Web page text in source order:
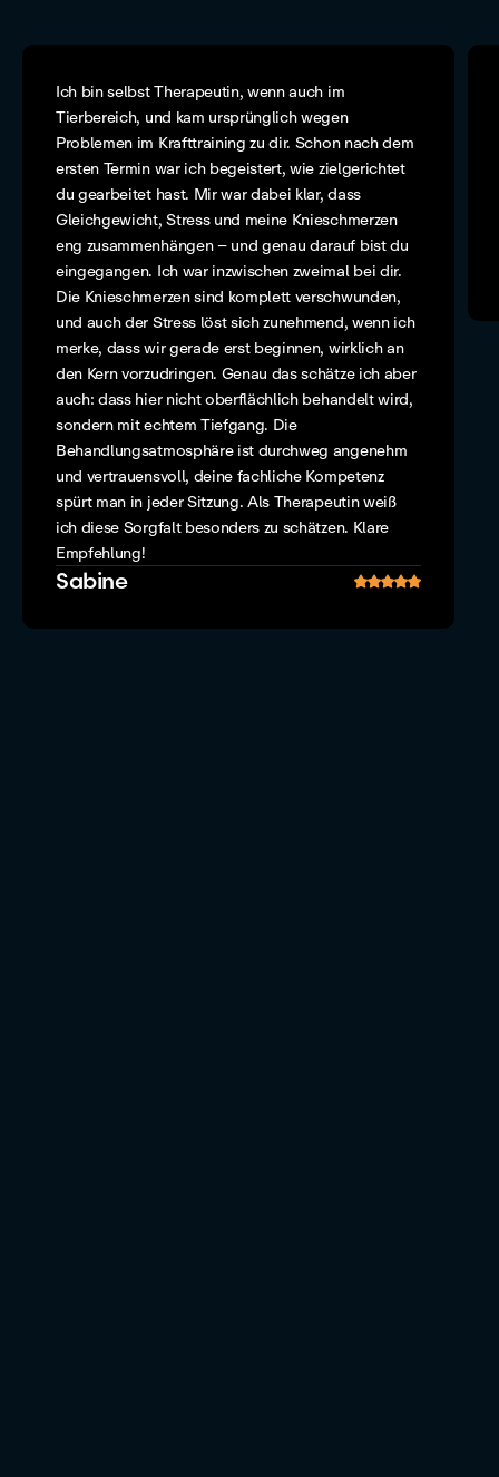
Ich bin selbst Therapeutin, wenn auch im
Tierbereich, und kam ursprünglich wegen
Problemen im Krafttraining zu dir. Schon nach dem
ersten Termin war ich begeistert, wie zielgerichtet
du gearbeitet hast. Mir war dabei klar, dass
Gleichgewicht, Stress und meine Knieschmerzen
eng zusammenhängen – und genau darauf bist du
eingegangen. Ich war inzwischen zweimal bei dir.
Die Knieschmerzen sind komplett verschwunden,
und auch der Stress löst sich zunehmend, wenn ich
merke, dass wir gerade erst beginnen, wirklich an
den Kern vorzudringen. Genau das schätze ich aber
auch: dass hier nicht oberflächlich behandelt wird,
sondern mit echtem Tiefgang. Die
Behandlungsatmosphäre ist durchweg angenehm
und vertrauensvoll, deine fachliche Kompetenz
spürt man in jeder Sitzung. Als Therapeutin weiß
ich diese Sorgfalt besonders zu schätzen. Klare
Empfehlung!
Sabine